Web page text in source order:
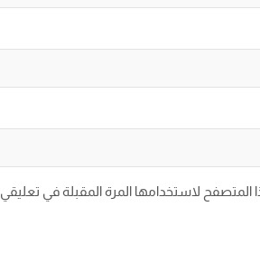
المتصفح لاستخدامها المرة المقبلة في تعليقي.